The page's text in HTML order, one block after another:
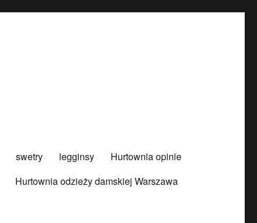
swetry legginsy
Hurtownia opinie
Hurtownia odzieży damskiej Warszawa